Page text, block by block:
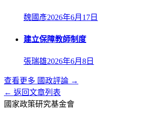
魏國彥2026年6月17日
建立保障教師制度
張瑞雄2026年6月8日
查看更多 國政評論 →
← 返回文章列表
國家政策研究基金會